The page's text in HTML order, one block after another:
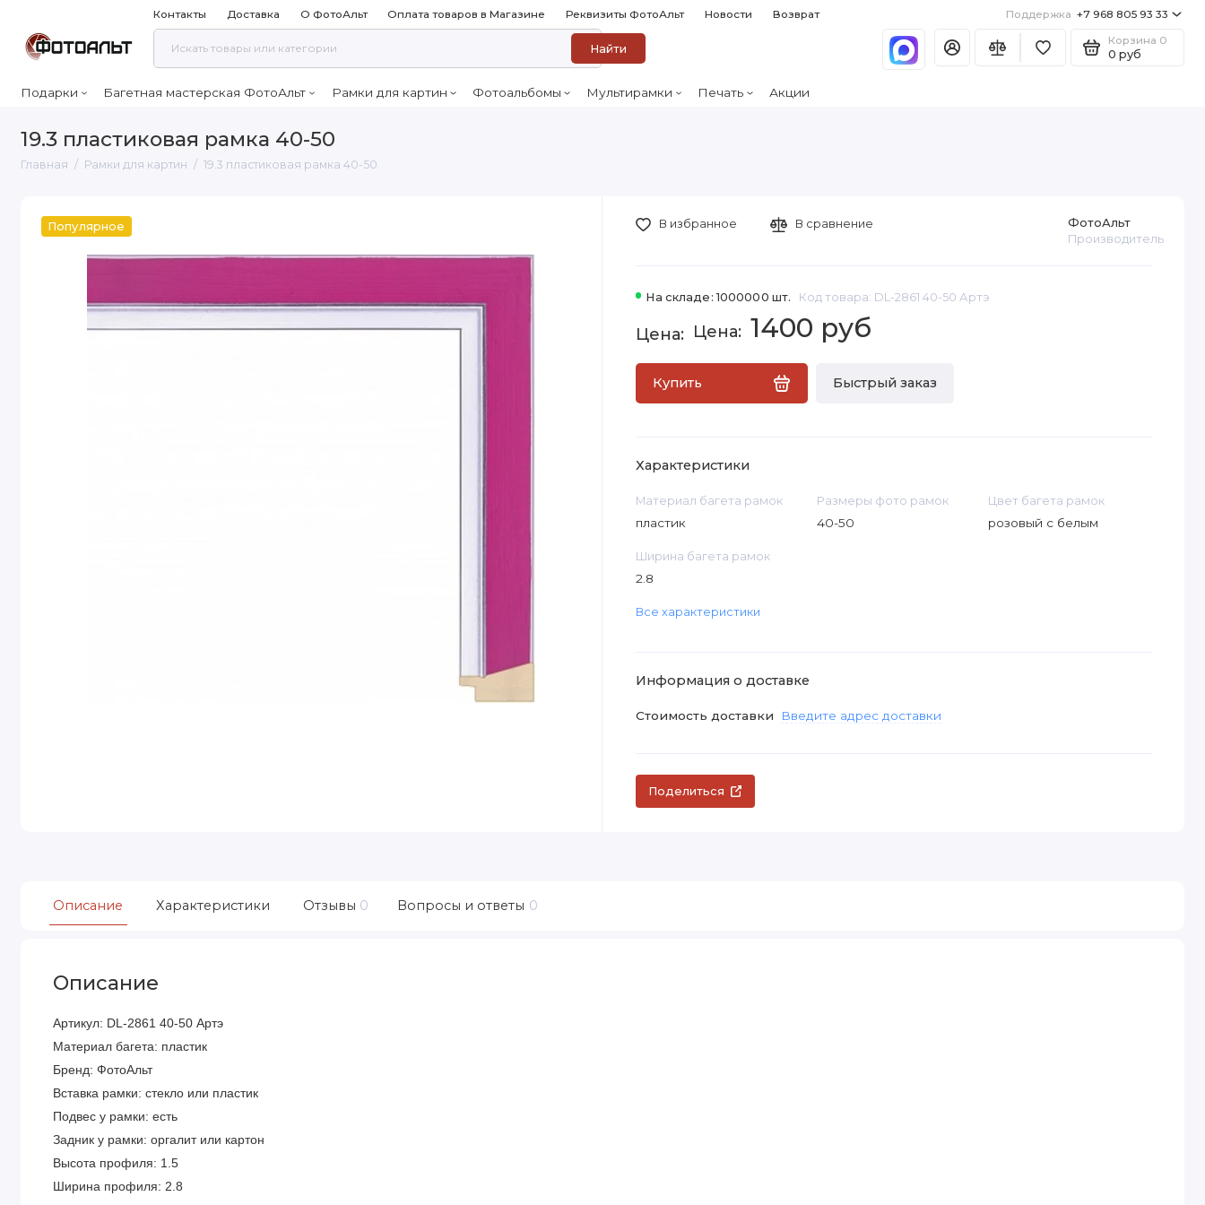
Контакты Доставка О ФотоАльт Оплата товаров в Магазине Реквизиты ФотоАльт Новости Возврат Поддержка +7 968 805 93 33
Найти
Корзина 0
0 руб
Подарки Багетная мастерская ФотоАльт Рамки для картин Фотоальбомы Мультирамки Печать Акции
19.3 пластиковая рамка 40-50
Главная Рамки для картин 19.3 пластиковая рамка 40-50
Популярное
На складе: 1000000 шт. Код товара: DL-2861 40-50 Артэ
ФотоАльт
Производитель
1400 руб
Купить Быстрый заказ
В избранное В сравнение
Характеристики
Материал багета рамок
пластик
Размеры фото рамок
40-50
Цвет багета рамок
розовый с белым
Ширина багета рамок
2.8
Все характеристики
Информация о доставке
Стоимость доставки Введите адрес доставки
Поделиться
Описание Характеристики Отзывы 0 Вопросы и ответы 0
Описание
Артикул: DL-2861 40-50 Артэ
Материал багета: пластик
Бренд: ФотоАльт
Вставка рамки: стекло или пластик
Подвес у рамки: есть
Задник у рамки: оргалит или картон
Высота профиля: 1.5
Ширина профиля: 2.8